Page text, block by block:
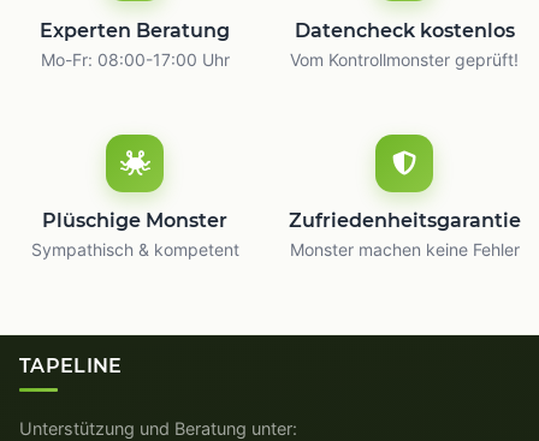
Experten Beratung
Mo-Fr: 08:00-17:00 Uhr
Datencheck kostenlos
Vom Kontrollmonster geprüft!
Plüschige Monster
Sympathisch & kompetent
Zufriedenheitsgarantie
Monster machen keine Fehler
TAPELINE
Unterstützung und Beratung unter: